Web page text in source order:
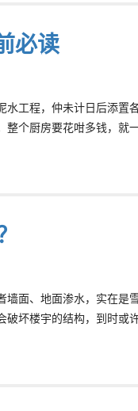
必读
工程，仲未计日后添置
个厨房要花咁多钱，就
面、地面渗水，实在是
坏楼宇的结构，到时或